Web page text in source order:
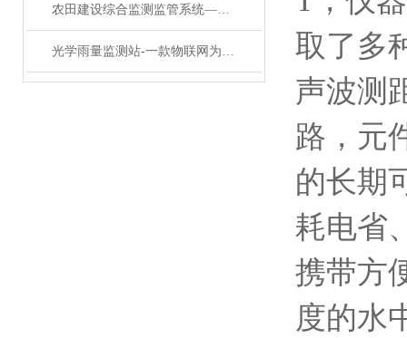
农田建设综合监测监管系统——远程实时查看高标准农田监测设备2024已更新
光学雨量监测站-一款物联网为基础降雨量监测仪#2023已更新
取了多
声波测
路，元
的长期
耗电省
携带方
度的水